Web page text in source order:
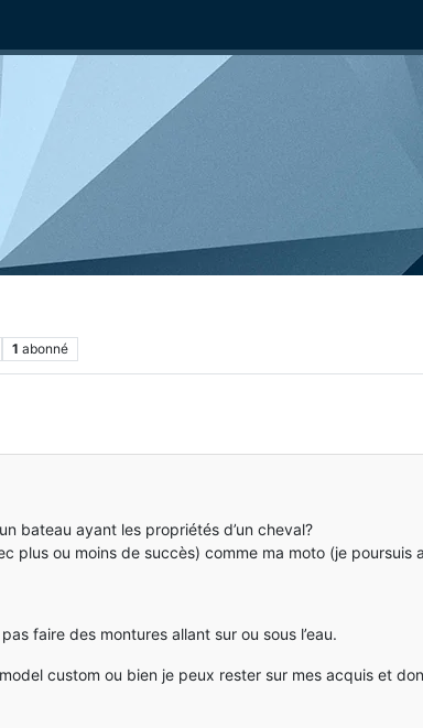
1 abonné
bateau ayant les propriétés d’un cheval?
plus ou moins de succès) comme ma moto (je
faire des montures allant sur ou sous l’eau.
custom ou bien je peux rester sur mes acquis et